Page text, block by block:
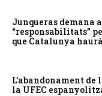
Junqueras demana
“responsabilitats”
que Catalunya
L’abandonament
la UFEC